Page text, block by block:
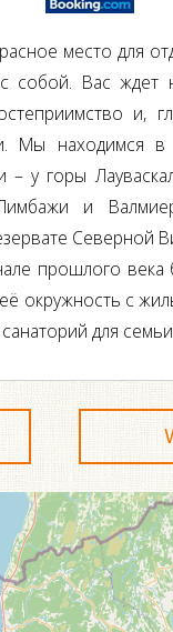
место для
собой. Вас ждет
и,
Мы находимся
– у горы
и
Северной
прошлого века
окружность с
для